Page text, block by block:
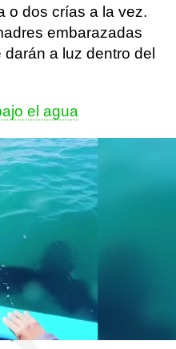
o dos crías a la vez.
embarazadas
a luz dentro del
el agua